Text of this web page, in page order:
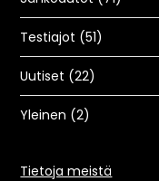
Testiajot (51)
Uutiset (22)
Yleinen (2)
Tietoja meistä